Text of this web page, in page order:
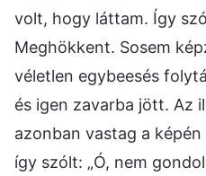
volt, hogy láttam. Így
Meghökkent. Sosem
véletlen egybeesés
és igen zavarba jött. Az
azonban vastag a
így szólt: „Ó, nem